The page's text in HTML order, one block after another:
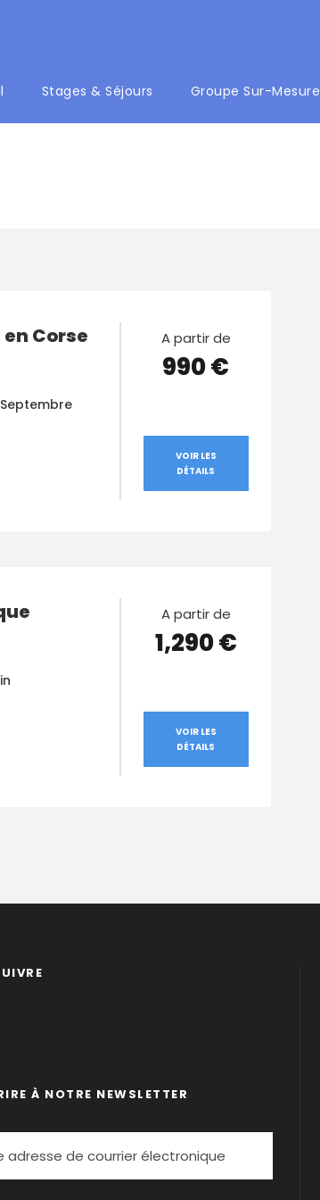
Stages & Séjours Groupe Sur-Mesure
Corse A partir de
990 €
VOIR LES
DÉTAILS
A partir de
1,290 €
VOIR LES
DÉTAILS
À NOTRE NEWSLETTER